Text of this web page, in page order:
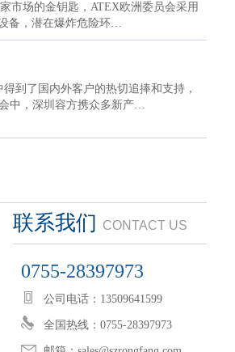
市场的金钥匙，ATEX欧洲委员会采用
备，潜在爆炸危险环…
到了国内外客户的热切追捧和支持，
中，深圳容方携众多新产…
联系我们 CONTACT US
0755-28397973
公司电话：13509641599
全国热线：0755-28397973